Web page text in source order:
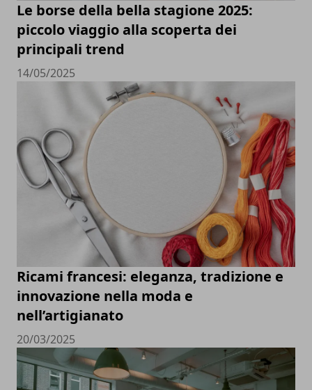
Le borse della bella stagione 2025:
piccolo viaggio alla scoperta dei
principali trend
14/05/2025
Ricami francesi: eleganza, tradizione e
innovazione nella moda e
nell’artigianato
20/03/2025